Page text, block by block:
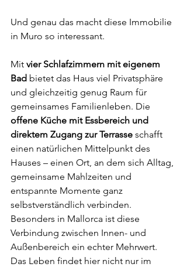
Und genau das macht diese Immobilie
in Muro so interessant.
Mit vier Schlafzimmern mit eigenem
Bad bietet das Haus viel Privatsphäre
und gleichzeitig genug Raum für
gemeinsames Familienleben. Die
offene Küche mit Essbereich und
direktem Zugang zur Terrasse schafft
einen natürlichen Mittelpunkt des
Hauses – einen Ort, an dem sich Alltag,
gemeinsame Mahlzeiten und
entspannte Momente ganz
selbstverständlich verbinden.
Besonders in Mallorca ist diese
Verbindung zwischen Innen- und
Außenbereich ein echter Mehrwert.
Das Leben findet hier nicht nur im